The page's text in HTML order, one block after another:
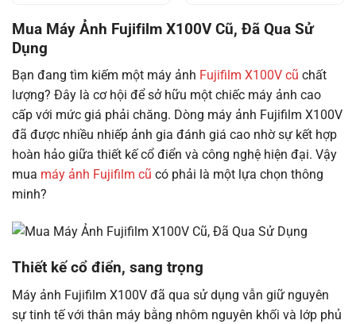
Mua Máy Ảnh Fujifilm X100V Cũ, Đã Qua Sử
Dụng
Bạn đang tìm kiếm một máy ảnh Fujifilm X100V cũ chất
lượng? Đây là cơ hội để sở hữu một chiếc máy ảnh cao
cấp với mức giá phải chăng. Dòng máy ảnh Fujifilm X100V
đã được nhiều nhiếp ảnh gia đánh giá cao nhờ sự kết hợp
hoàn hảo giữa thiết kế cổ điển và công nghệ hiện đại. Vậy
mua máy ảnh Fujifilm cũ có phải là một lựa chọn thông
minh?
Thiết kế cổ điển, sang trọng
Máy ảnh Fujifilm X100V đã qua sử dụng vẫn giữ nguyên
sự tinh tế với thân máy bằng nhôm nguyên khối và lớp phủ